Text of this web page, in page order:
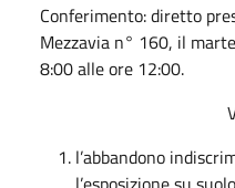
Conferimento:diretto
Mezzavia n° 160, il
8:00 alle ore 12:00.
l’abbandono